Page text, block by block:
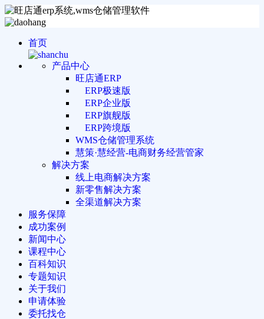
首页
产品中心
旺店通ERP
ERP极速版
ERP企业版
ERP旗舰版
ERP跨境版
WMS仓储管理系统
慧策·慧经营-电商财务经营管家
解决方案
线上电商解决方案
新零售解决方案
全渠道解决方案
服务保障
成功案例
新闻中心
课程中心
百科知识
专题知识
关于我们
申请体验
委托找仓